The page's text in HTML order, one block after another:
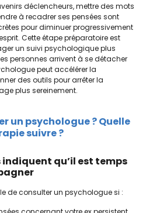
déclencheurs, mettre des mots
à recadrer ses pensées sont
pour diminuer progressivement
Cette étape préparatoire est
un suivi psychologique plus
personnes arrivent à se détacher
peut accélérer la
des outils pour arrêter la
plus sereinement.
un psychologue ? Quelle
suivre ?
indiquent qu’il est temps
de consulter un psychologue si :